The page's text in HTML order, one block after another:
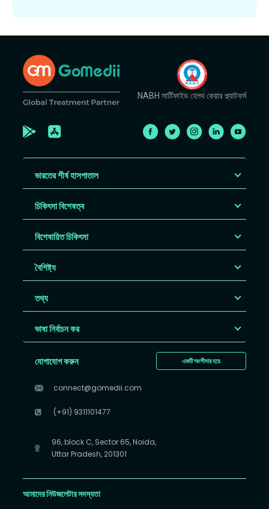
NABH সার্টিফাইড হেলথ কেয়ার প্ল্যাটফর্ম
ভারতের শীর্ষ হাসপাতাল
চিকিৎসা বিশেষত্ব
বিশেষায়িত চিকিৎসা
বৈশিষ্ট্য
তথ্য
ভাষা নির্বাচন কর
একটি অংশীদার হয়ে
যোগাযোগ করুন
connect@gomedii.com
(+91) 9311101477
96, block C, Sector 65, Noida,
Uttar Pradesh, 201301
আমাদের নিউজলেটার সদস্যতা